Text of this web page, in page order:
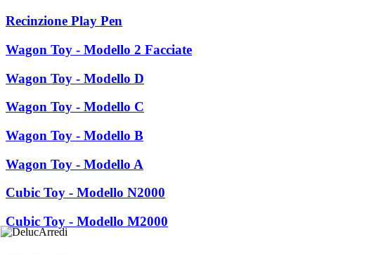
Recinzione Play Pen
Wagon Toy - Modello 2 Facciate
Wagon Toy - Modello D
Wagon Toy - Modello C
Wagon Toy - Modello B
Wagon Toy - Modello A
Cubic Toy - Modello N2000
Cubic Toy - Modello M2000